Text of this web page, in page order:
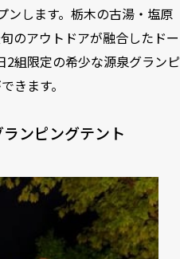
ンします。栃木の古湯・塩原
のアウトドアが融合したドー
2組限定の希少な源泉グランピ
きます。
ンピングテント